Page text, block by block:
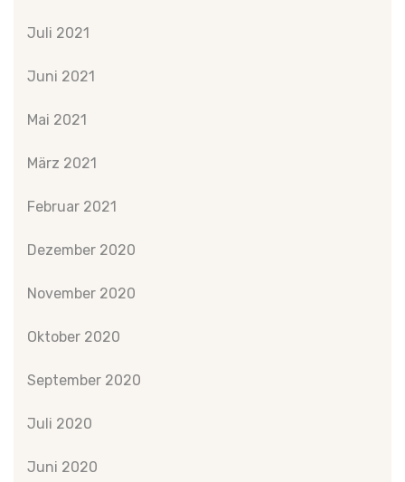
Juli 2021
Juni 2021
Mai 2021
März 2021
Februar 2021
Dezember 2020
November 2020
Oktober 2020
September 2020
Juli 2020
Juni 2020